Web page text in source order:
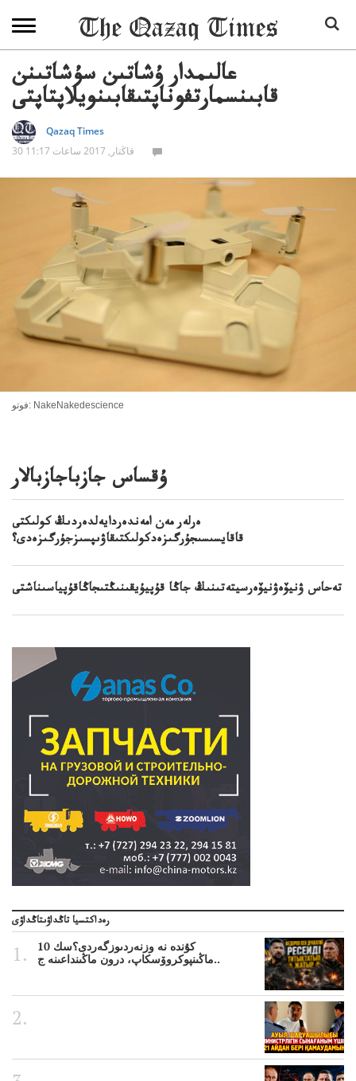
عالىمدار ۇشاتىن سۇشاتىنن
قابىنسمارتفوناپتىقابىنويلاپتاپتى
Qazaq Times
30 قاڭتار, 2017 ساعات 11:17
فوتو: NakeNakedescience
ۇقساس جازباجازبالار
ەرلەر مەن امەندەردايەلدەردىڭ كولىكتى
قاقايسىسىجۇرگىزەدكولىكتىقاۋىپسىزجۇرگىزەدى؟
تەحاس ۋنيۆەۋنيۆەرسيتەتىنىڭ جاڭا قۇپيۇيقىنىڭتىجاڭاقۇپياسىناشتى
رەداكتسيا تاڭداۋىتاڭداۋى
10 كۇندە نە وزنەردىوزگەردى؟سك
ماڭىنپوكروۆسكاپ، درون ماڭىنداعىنە ج..